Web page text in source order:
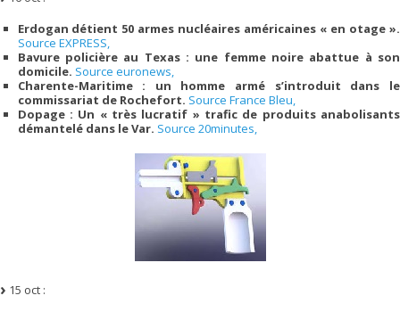
Erdogan détient 50 armes nucléaires américaines « en otage ».
Source EXPRESS,
Bavure policière au Texas : une femme noire abattue à son
domicile. Source euronews,
Charente-Maritime : un homme armé s’introduit dans le
commissariat de Rochefort. Source France Bleu,
Dopage : Un « très lucratif » trafic de produits anabolisants
démantelé dans le Var. Source 20minutes,
15 oct :